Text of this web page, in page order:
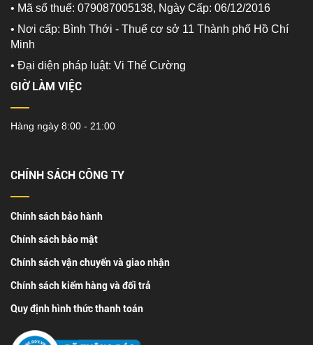
• Mã số thuế: 079087005138, Ngày Cấp: 06/12/2016
• Nơi cấp: Bình Thới - Thuế cơ sở 11 Thành phố Hồ Chí
Minh
• Đại diện pháp luật: Vi Thế Cường
GIỜ LÀM VIỆC
Hàng ngày 8:00 - 21:00
CHÍNH SÁCH CÔNG TY
Chính sách bảo hành
Chính sách bảo mật
Chính sách vận chuyển và giao nhận
Chính sách kiểm hàng và đổi trả
Quy định hình thức thanh toán